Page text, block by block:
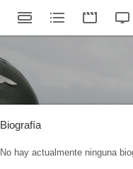
Biografía
No hay actualmente ninguna